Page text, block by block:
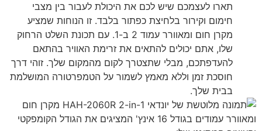
תארו לעצמכם שיש לכם את היכולת לעבור בין מצבי
חימום וקירור בלחיצת כפתור בלבד. זו הנוחות שמציע
מקרן חום ומאוורר עמוד 2 ב-1. עם תכונת השלט הרחוק
שלו, אתם יכולים להתאים את זרימת האוויר בהתאם
להעדפתכם, מבלי שתצטרך לקום מהמקום שלך. זוהי דרך
חוסכת זמן וללא מאמץ לשמור על הטמפרטורה המושלמת
בבית שלך.